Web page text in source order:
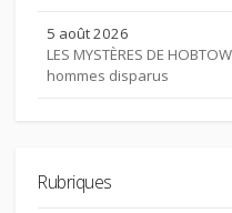
5 août 2026
LES MYSTÈRES DE
hommes disparus
Rubriques